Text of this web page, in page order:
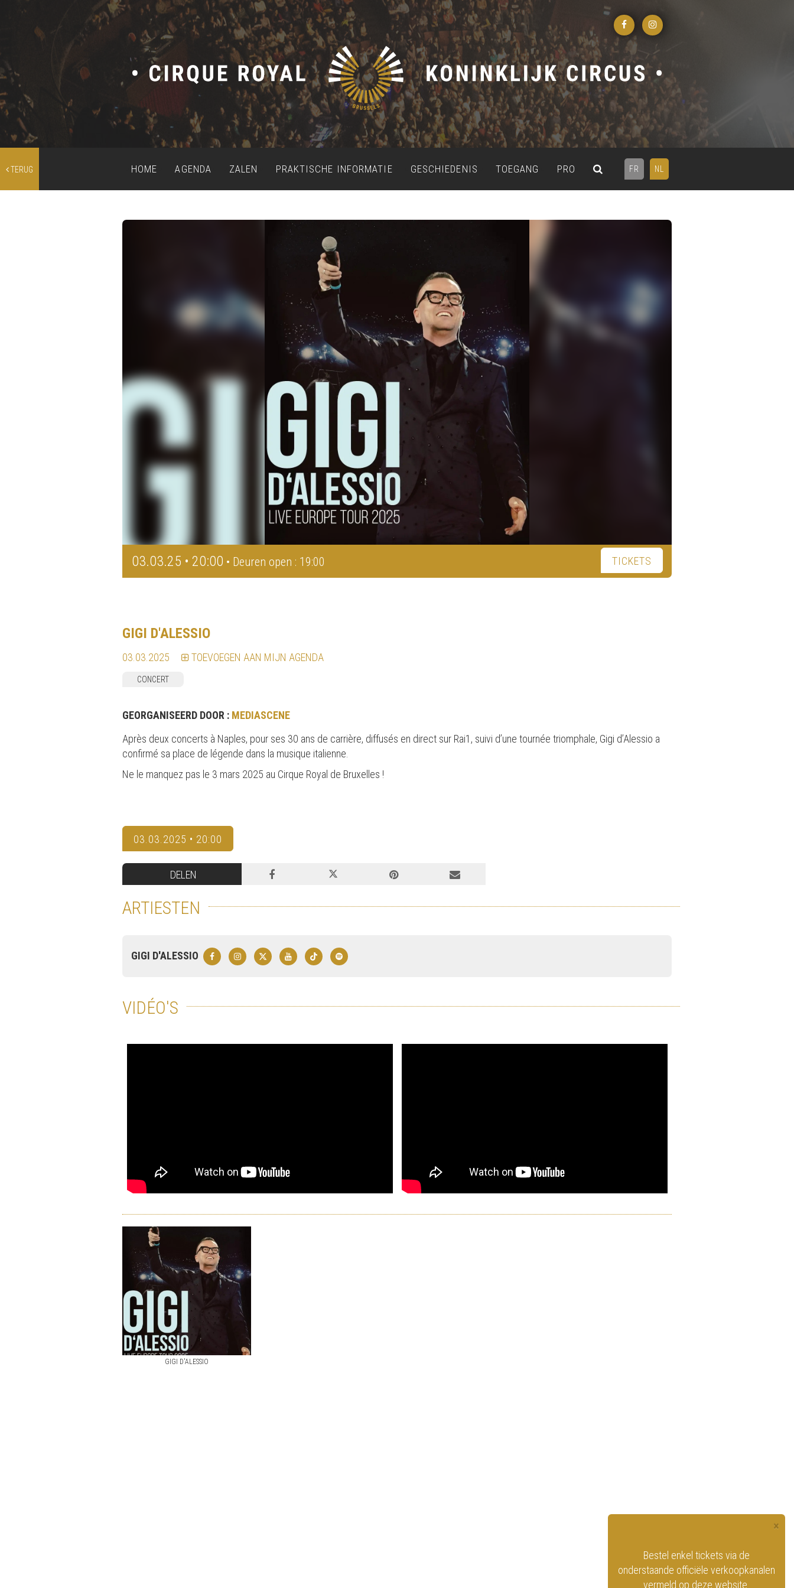
TERUG FR NL
HOME AGENDA ZALEN PRAKTISCHE INFORMATIE GESCHIEDENIS TOEGANG PRO
03.03.25 • 20:00 • Deuren open : 19:00 TICKETS
GIGI D'ALESSIO
03.03.2025 TOEVOEGEN AAN MIJN AGENDA
CONCERT
GEORGANISEERD DOOR : MEDIASCENE
Après deux concerts à Naples, pour ses 30 ans de carrière, diffusés en direct sur Rai1, suivi d’une tournée triomphale, Gigi d’Alessio a
confirmé sa place de légende dans la musique italienne.
Ne le manquez pas le 3 mars 2025 au Cirque Royal de Bruxelles !
03.03.2025 • 20:00
DELEN
ARTIESTEN
GIGI D'ALESSIO
VIDÉO'S
GIGI D'ALESSIO
×
Bestel enkel tickets via de
onderstaande officiële verkoopkanalen
vermeld op deze website.